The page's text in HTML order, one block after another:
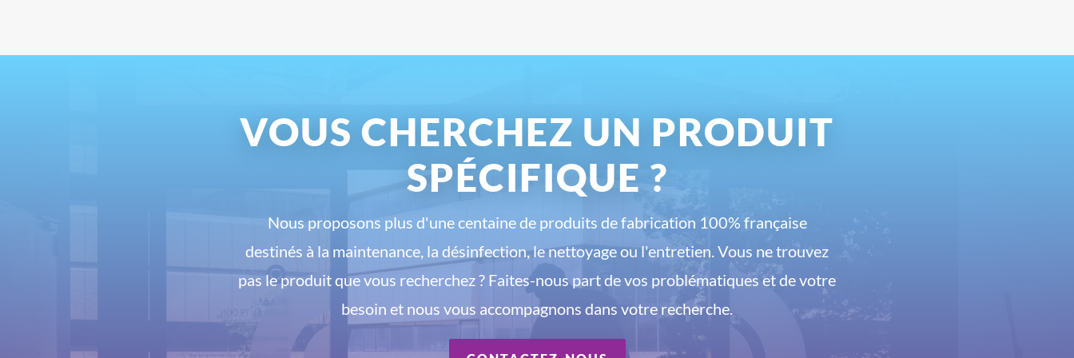
VOUS CHERCHEZ UN PRODUIT
SPÉCIFIQUE ?
Nous proposons plus d'une centaine de produits de fabrication 100% française
destinés à la maintenance, la désinfection, le nettoyage ou l'entretien. Vous ne trouvez
pas le produit que vous recherchez ? Faites-nous part de vos problématiques et de votre
besoin et nous vous accompagnons dans votre recherche.